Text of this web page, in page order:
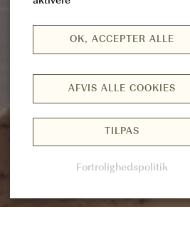
OK, ACCEPTER ALLE
AFVIS ALLE COOKIES
TILPAS
Fortrolighedspolitik